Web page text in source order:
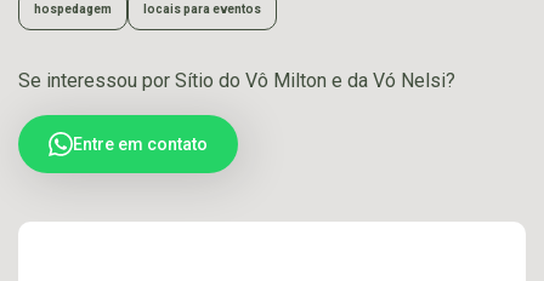
hospedagem locais para eventos
Se interessou por Sítio do Vô Milton e da Vó Nelsi?
Entre em contato